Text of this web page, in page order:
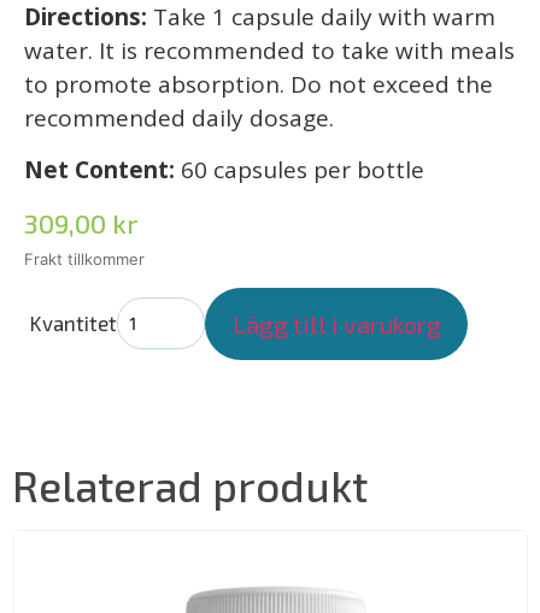
Directions: Take 1 capsule daily with warm
water. It is recommended to take with meals
to promote absorption. Do not exceed the
recommended daily dosage.
Net Content: 60 capsules per bottle
309,00 kr
Kvantitet Lägg till i varukorg
Relaterad produkt